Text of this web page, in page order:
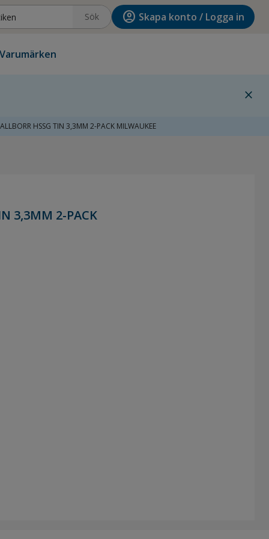
Sök account_circle Skapa konto / Logga in
Varumärken
close
HSSG TIN 3,3MM 2-PACK MILWAUKEE
3,3MM 2-PACK